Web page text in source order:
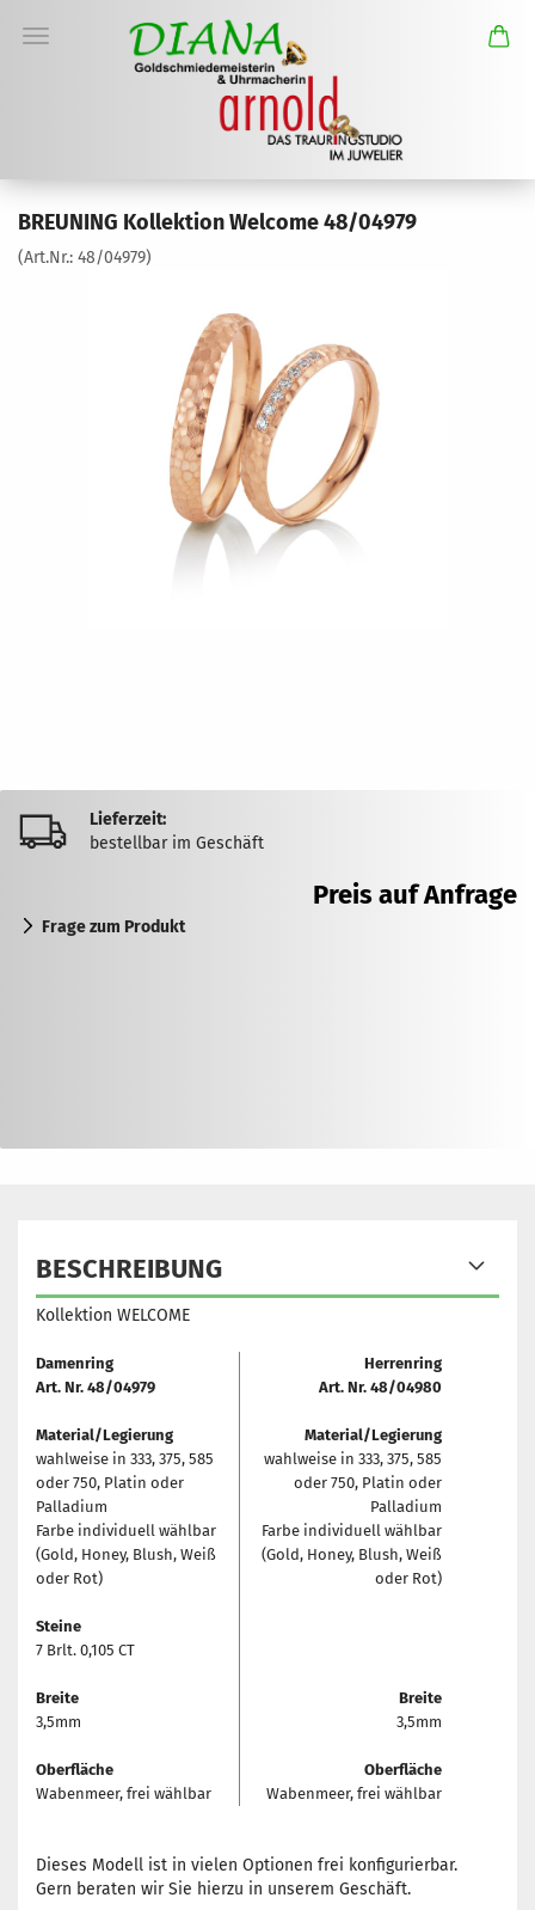
BREUNING Kollektion Welcome 48/04979
(Art.Nr.: 48/04979)
Lieferzeit:
bestellbar im Geschäft
Preis auf Anfrage
Frage zum Produkt
BESCHREIBUNG
Kollektion WELCOME
Damenring
Art. Nr. 48/04979
Herrenring
Art. Nr. 48/04980
Material/Legierung
Material/Legierung
wahlweise in 333, 375, 585
oder 750, Platin oder
Palladium
wahlweise in 333, 375, 585
oder 750, Platin oder
Palladium
Farbe individuell wählbar
(Gold, Honey, Blush, Weiß
oder Rot)
Farbe individuell wählbar
(Gold, Honey, Blush, Weiß
oder Rot)
Steine
7 Brlt. 0,105 CT
Breite
Breite
3,5mm
3,5mm
Oberfläche
Oberfläche
Wabenmeer, frei wählbar
Wabenmeer, frei wählbar
Dieses Modell ist in vielen Optionen frei konfigurierbar.
Gern beraten wir Sie hierzu in unserem Geschäft.